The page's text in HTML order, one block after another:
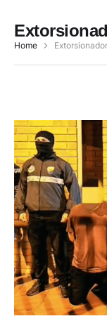
Home